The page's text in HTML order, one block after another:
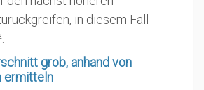
in diesem Fall
grob, anhand von
ermitteln